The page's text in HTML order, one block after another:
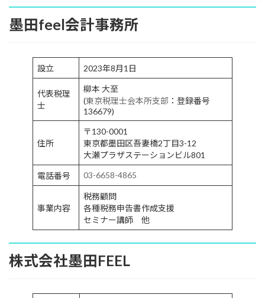
墨田feel会計事務所
設立 2023年8月1日
代表税理
士
柳本 大至
(東京税理士会本所支部 ：登録番号
136679)
住所
〒130-0001
東京都墨田区吾妻橋2丁目3-12
大瀬プラザステーションビル801
電話番号 03-6658-4865
事業内容
税務顧問
各種税務申告書作成支援
セミナー講師 他
株式会社墨田FEEL